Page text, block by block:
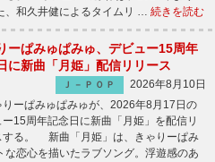
、和久井健によるタイムリ … 続きを読む
ーぱみゅぱみゅ、デビュー15周年
に新曲「月姫」配信リリース
Ｊ－ＰＯＰ
2026年8月10日
ーぱみゅぱみゅが、2026年8月17日の
15周年記念日に新曲「月姫」を配信リ
する。 新曲「月姫」は、きゃりーぱみ
恋心を描いたラブソング。浮遊感のあ